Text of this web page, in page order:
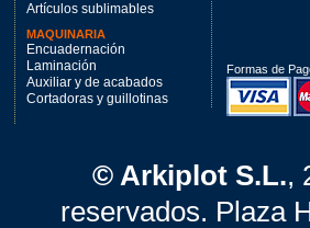
Artículos sublimables
MAQUINARIA
Encuadernación
Laminación
Auxiliar y de acabados
Cortadoras y guillotinas
Formas de
© Arkiplot S.L.,
reservados. Plaza